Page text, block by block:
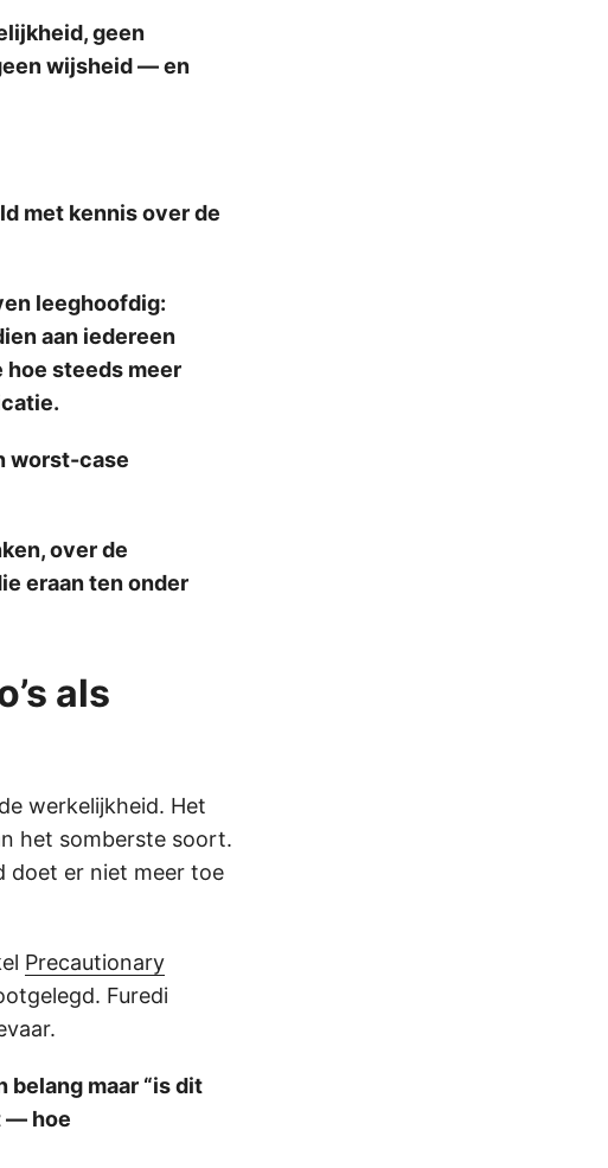
geen
wijsheid — en
met kennis over de
leeghoofdig:
aan iedereen
hoe steeds meer
worst-case
over de
eraan ten onder
als
werkelijkheid. Het
het somberste soort.
doet er niet meer toe
Precautionary
Furedi
belang maar “is dit
— hoe